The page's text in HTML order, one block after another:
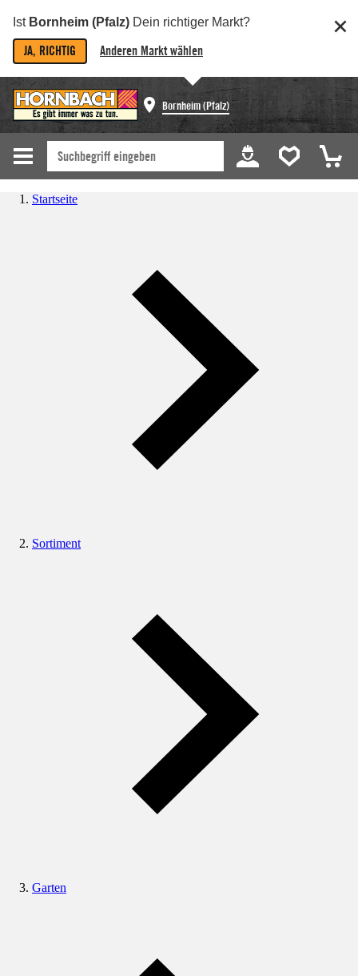
Ist Bornheim (Pfalz) Dein richtiger Markt?
JA, RICHTIG Anderen Markt wählen
Bornheim (Pfalz)
Startseite
Sortiment
Garten